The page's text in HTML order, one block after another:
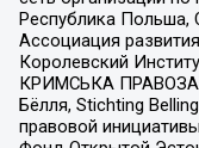
Республика
Ассоциация
Королевский
КРИМСЬКА
Бёлля, Stichting
правовой